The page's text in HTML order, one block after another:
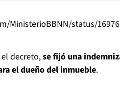
MinisterioBBNN/status/
decreto,se fijó una
el dueño del inmueble.